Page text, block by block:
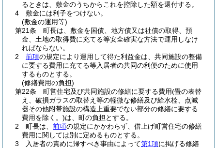
るときは、敷金のうちからこれを控除した額を還付する。
4
敷金には利子をつけない。
(敷金の運用等)
第21条
町長は、敷金を国債、地方債又は社債の取得、預
金、土地の取得費に充てる等安全確実な方法で運用しなけ
ればならない。
2
前項の規定により運用して得た利益金は、共同施設の整備
に要する費用に充てる等入居者の共同の利便のために使用
するものとする。
(修繕費用の負担)
第22条
町営住宅及び共同施設の修繕に要する費用(畳の表替
え、破損ガラスの取替え等の軽微な修繕及び給水栓、点滅
器その他附帯施設の構造上重要でない部分の修繕に要する
費用を除く。)は、町の負担とする。
2
町長は、 前項の規定にかかわらず、借上げ町営住宅の修繕
費用に関しては別に定めるものとする。
3
入居者の責めに帰すべき事由によって第1項に掲げる修繕